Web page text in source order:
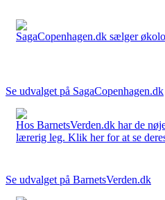
SagaCopenhagen.dk sælger
Se udvalget på SagaCopenhagen.dk
Hos BarnetsVerden.dk har de
lærerig leg. Klik her for at se
Se udvalget på BarnetsVerden.dk